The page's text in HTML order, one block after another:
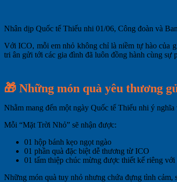
Nhân dịp Quốc tế Thiếu nhi 01/06, Công đoàn và
Với ICO, mỗi em nhỏ không chỉ là niềm tự hào của
tri ân gửi tới các gia đình đã luôn đồng hành cùng sự
🎁 Những món quà yêu thương
Nhằm mang đến một ngày Quốc tế Thiếu nhi ý
Mỗi “Mặt Trời Nhỏ” sẽ nhận được:
01 hộp bánh kẹo ngọt ngào
01 phần quà đặc biệt dễ thương từ ICO
01 tấm thiệp chúc mừng được thiết kế riêng
Những món quà tuy nhỏ nhưng chứa đựng tình cảm,